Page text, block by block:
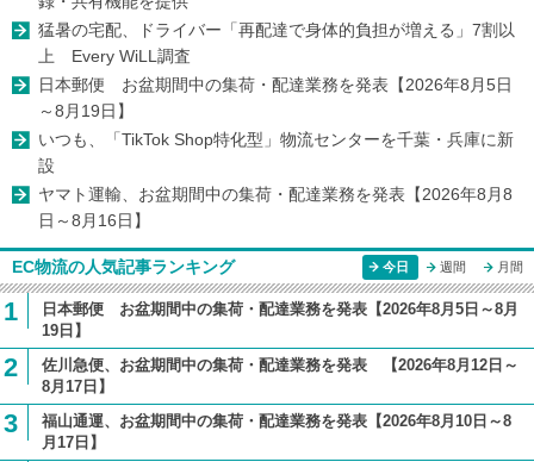
猛暑の宅配、ドライバー「再配達で身体的負担が増える」7割以
上 Every WiLL調査
日本郵便 お盆期間中の集荷・配達業務を発表【2026年8月5日
～8月19日】
いつも、「TikTok Shop特化型」物流センターを千葉・兵庫に新
設
ヤマト運輸、お盆期間中の集荷・配達業務を発表【2026年8月8
日～8月16日】
EC物流の人気記事ランキング 今日 週間 月間
1
日本郵便 お盆期間中の集荷・配達業務を発表【2026年8月5日～8月
19日】
2
佐川急便、お盆期間中の集荷・配達業務を発表 【2026年8月12日～
8月17日】
3
福山通運、お盆期間中の集荷・配達業務を発表【2026年8月10日～8
月17日】